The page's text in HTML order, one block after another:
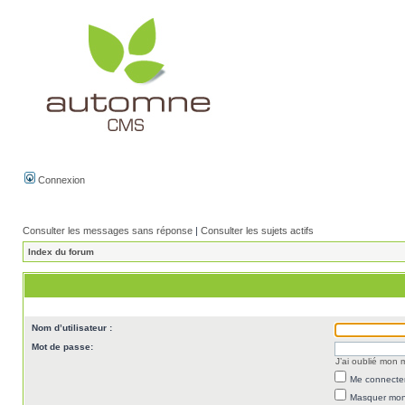
Connexion
Consulter les messages sans réponse | Consulter les sujets actifs
Index du forum
Nom d’utilisateur :
Mot de passe:
J’ai oublié mon
Me
Masquer